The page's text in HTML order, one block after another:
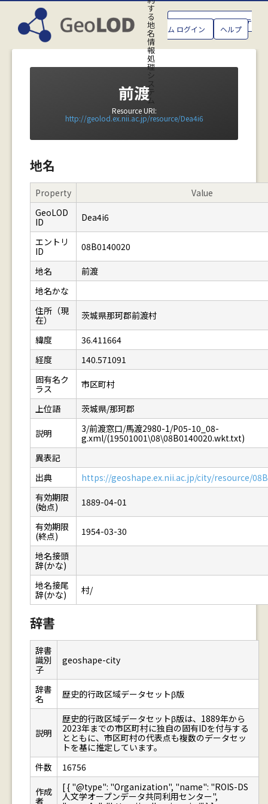
す
る
地
名
情
報
処
理
シ
ス
テ
ム
GeoLOD地名管理システ
ム ログイン ヘルプ
前渡
Resource URI:
http://geolod.ex.nii.ac.jp/resource/Dea4i6
地名
Property
Value
GeoLOD
ID
Dea4i6
エントリ
ID
08B0140020
地名
前渡
地名かな
住所（現
在）
茨城県那珂郡前渡村
緯度
36.411664
経度
140.571091
固有名ク
ラス
市区町村
上位語 茨城県/那珂郡
説明
3/前渡窓口/馬渡2980-1/P05-10_08-
g.xml/(19501001\08\08B0140020.wkt.txt)
異表記
出典
https://geoshape.ex.nii.ac.jp/city/resource/
有効期限
(始点)
1889-04-01
有効期限
(終点)
1954-03-30
地名接頭
辞(かな)
地名接尾
辞(かな)
村/
辞書
辞書
識別
子
geoshape-city
辞書
名
歴史的行政区域データセットβ版
説明
歴史的行政区域データセットβ版は、1889年から
2023年までの市区町村に独自の固有IDを付与する
とともに、市区町村の代表点も複数のデータセッ
トを基に推定しています。
件数
16756
作成
者
[ { "@type": "Organization", "name": "ROIS-DS
人文学オープンデータ共同利用センター",